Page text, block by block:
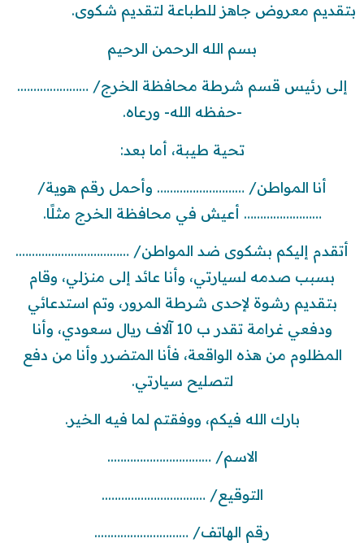
بتقديم معروض جاهز للطباعة لتقديم شكوى.
بسم الله الرحمن الرحيم
إلى رئيس قسم شرطة محافظة الخرج/ ………………….
-حفظه الله- ورعاه.
تحية طيبة، أما بعد:
أنا المواطن/ ……………………… وأحمل رقم هوية/
…………………… أعيش في محافظة الخرج مثلًا.
أتقدم إليكم بشكوى ضد المواطن/ ………………….………….
بسبب صدمه لسيارتي، وأنا عائد إلى منزلي، وقام
بتقديم رشوة لإحدى شرطة المرور، وتم استدعائي
ودفعي غرامة تقدر ب 10 آلاف ريال سعودي، وأنا
المظلوم من هذه الواقعة، فأنا المتضرر وأنا من دفع
لتصليح سيارتي.
بارك الله فيكم، ووفقتم لما فيه الخير.
الاسم/ …………………………..
التوقيع/ …………………………..
رقم الهاتف/ ………………………..